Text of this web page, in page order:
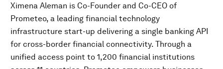
Ximena Aleman is Co-Founder and Co-CEO of
Prometeo, a leading financial technology
infrastructure start-up delivering a single banking API
for cross-border financial connectivity. Through a
unified access point to 1,200 financial institutions